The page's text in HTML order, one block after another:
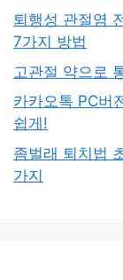
퇴행성 관절염
7가지 방법
고관절 약으로
카카오톡 PC버
쉽게!
좀벌래 퇴치법
가지